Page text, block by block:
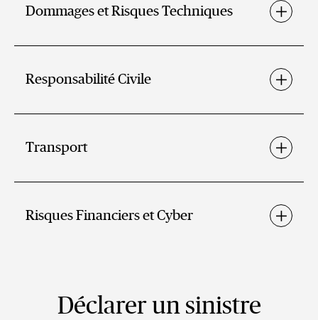
Dommages et Risques Techniques
Responsabilité Civile
Transport
Risques Financiers et Cyber
Déclarer un sinistre